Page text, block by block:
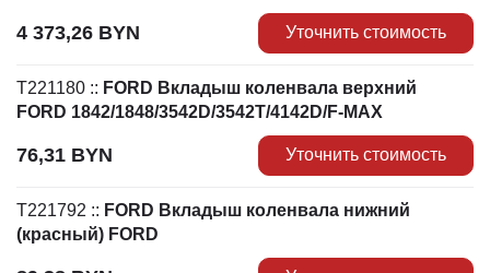
4 373,26 BYN Уточнить стоимость
T221180 :: FORD Вкладыш коленвала верхний
FORD 1842/1848/3542D/3542T/4142D/F-MAX
76,31 BYN Уточнить стоимость
T221792 :: FORD Вкладыш коленвала нижний
(красный) FORD